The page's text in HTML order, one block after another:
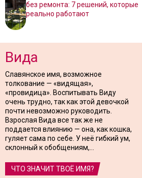
без ремонта: 7 решений, которые
реально работают
Вида
Славянское имя, возможное
толкование — «видящая»,
«провидица». Воспитывать Виду
очень трудно, так как этой девочкой
почти невозможно руководить.
Взрослая Вида все так же не
поддается влиянию — она, как кошка,
гуляет сама по себе. У неё гибкий ум,
склонный к обобщениям,...
ЧТО ЗНАЧИТ ТВОЁ ИМЯ?